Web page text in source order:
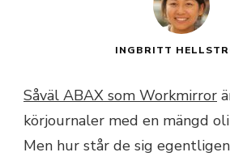
INGBRITT
Såväl ABAX som Workmirror
körjournaler med en mängd
Men hur står de sig